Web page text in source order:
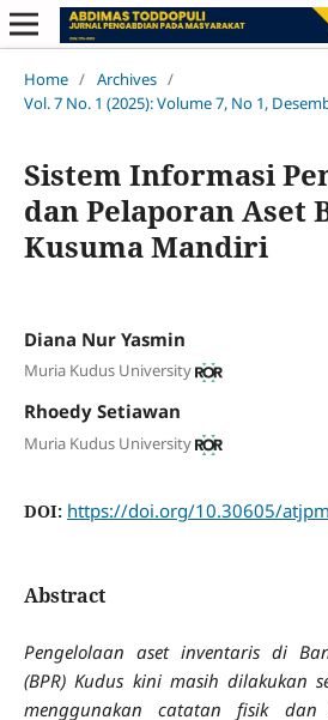
Home / Archives /
Vol. 7 No. 1 (2025): Volume 7, No 1,
Sistem Informasi
dan Pelaporan Aset
Kusuma Mandiri
Diana Nur Yasmin
Muria Kudus University
Rhoedy Setiawan
Muria Kudus University
DOI: https://doi.org/10.30605/
Abstract
Pengelolaan aset inventaris di
(BPR) Kudus kini masih dilakukan
menggunakan catatan fisik dan